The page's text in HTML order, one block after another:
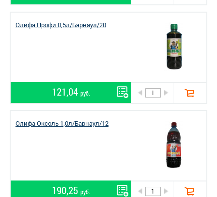
Олифа Профи 0,5л/Барнаул/20
121,04 руб.
Олифа Оксоль 1,0л/Барнаул/12
190,25 руб.